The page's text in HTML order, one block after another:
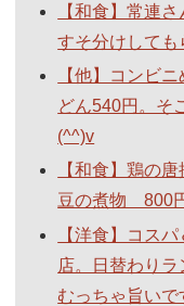
【和食】常連
すそ分けして
【他】コンビ
どん540円。そ
(^^)v
【和食】鶏の
豆の煮物 800
【洋食】コス
店。日替わり
むっちゃ旨いで